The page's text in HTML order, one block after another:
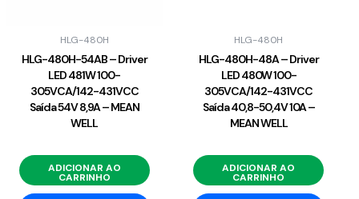
HLG-480H
HLG-480H-54AB – Driver
LED 481W 100-
305VCA/142-431VCC
Saída 54V 8,9A – MEAN
WELL
ADICIONAR AO
CARRINHO
HLG-480H
HLG-480H-48A – Driver
LED 480W 100-
305VCA/142-431VCC
Saída 40,8-50,4V 10A –
MEAN WELL
ADICIONAR AO
CARRINHO